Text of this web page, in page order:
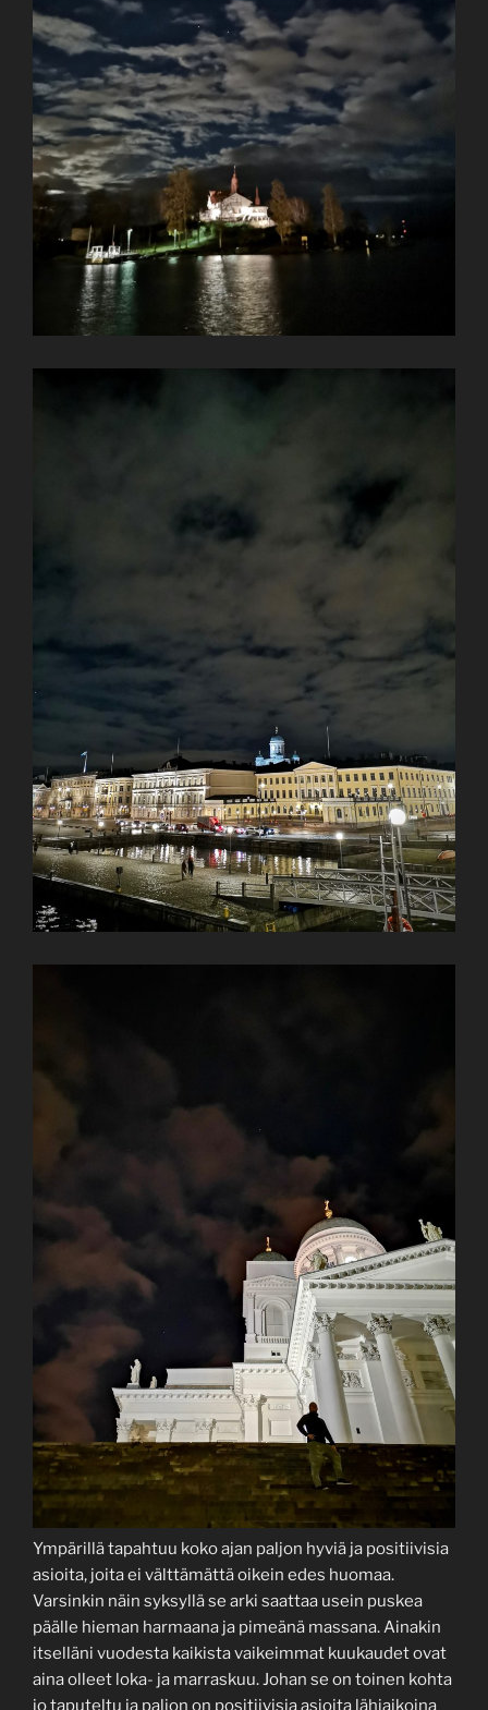
Ympärillä tapahtuu koko ajan paljon hyviä ja positiivisia
asioita, joita ei välttämättä oikein edes huomaa.
Varsinkin näin syksyllä se arki saattaa usein puskea
päälle hieman harmaana ja pimeänä massana. Ainakin
itselläni vuodesta kaikista vaikeimmat kuukaudet ovat
aina olleet loka- ja marraskuu. Johan se on toinen kohta
jo taputeltu ja paljon on positiivisia asioita lähiaikoina